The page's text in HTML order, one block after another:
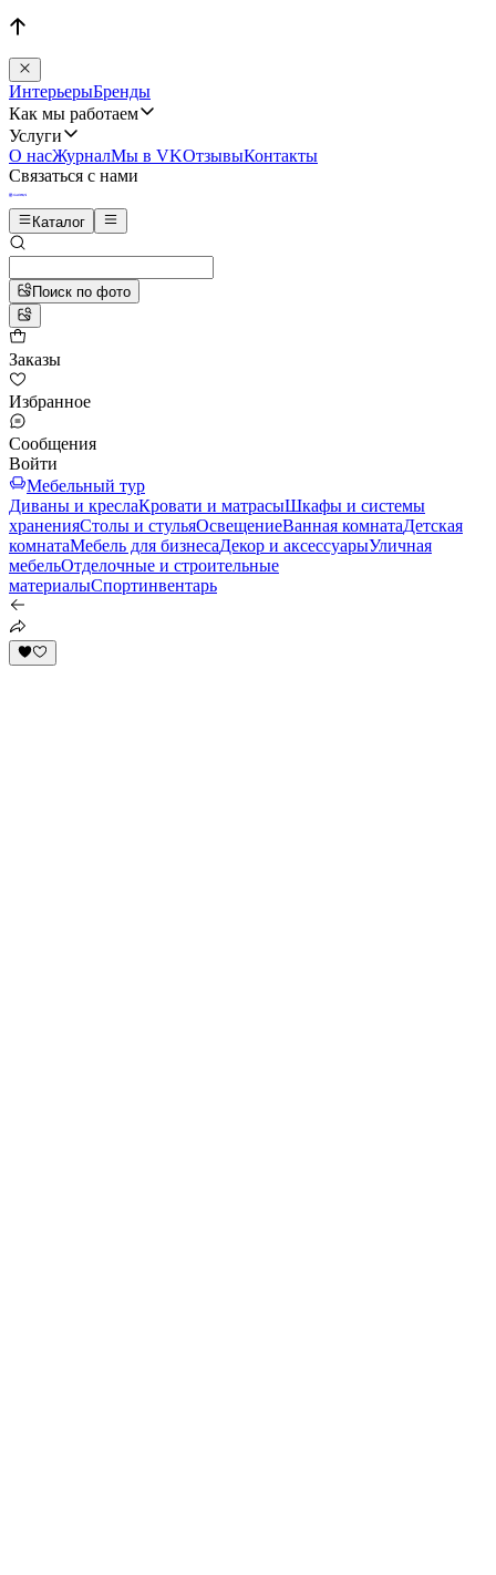
ИнтерьерыБренды
Как мы работаем
Услуги
О насЖурналМы в VKОтзывыКонтакты
Связаться с нами
Каталог
Поиск по фото
Заказы
Избранное
Сообщения
Войти
Мебельный тур
Диваны и креслаКровати и матрасыШкафы и системы
храненияСтолы и стульяОсвещениеВанная комнатаДетская
комнатаМебель для бизнесаДекор и аксессуарыУличная
мебельОтделочные и строительные
материалыСпортинвентарь